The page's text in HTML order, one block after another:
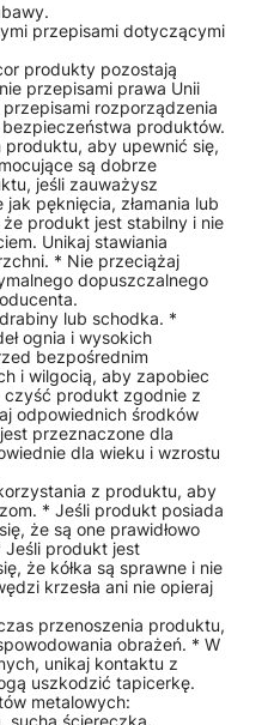
przepisami dotyczącymi
produkty pozostają
przepisami prawa Unii
rozporządzenia
produktów.
aby upewnić się,
są dobrze
jeśli zauważysz
pęknięcia, złamania lub
produkt jest stabilny i nie
Unikaj stawiania
* Nie przeciążaj
dopuszczalnego
lub schodka. *
ognia i wysokich
bezpośrednim
i wilgocią, aby zapobiec
czyść produkt zgodnie z
odpowiednich środków
przeznaczone dla
dla wieku i wzrostu
z produktu, aby
* Jeśli produkt posiada
że są one prawidłowo
produkt jest
że kółka są sprawne i nie
krzesła ani nie opieraj
przenoszenia produktu,
obrażeń. * W
unikaj kontaktu z
uszkodzić tapicerkę.
metalowych: